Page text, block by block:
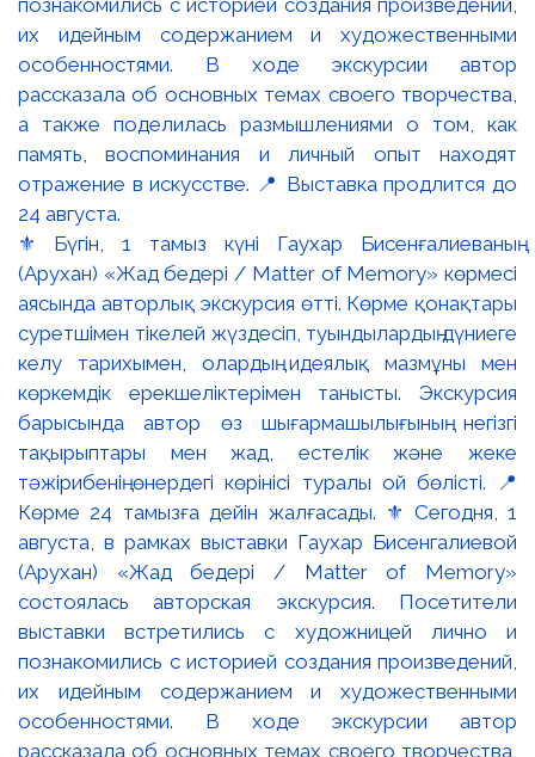
⚜️ Бүгін, 1 тамыз күні Гаухар Бисенғалиеваның
(Арухан) «Жад бедері / Matter of Memory» көрмесі
аясында авторлық экскурсия өтті. Көрме қонақтары
суретшімен тікелей жүздесіп, туындылардың дүниеге
келу тарихымен, олардың идеялық мазмұны мен
көркемдік ерекшеліктерімен танысты. Экскурсия
барысында автор өз шығармашылығының негізгі
тақырыптары мен жад, естелік және жеке
тәжірибенің өнердегі көрінісі туралы ой бөлісті. 📍
Көрме 24 тамызға дейін жалғасады. ⚜️ Сегодня, 1
августа, в рамках выставки Гаухар Бисенгалиевой
(Арухан) «Жад бедері / Matter of Memory»
состоялась авторская экскурсия. Посетители
выставки встретились с художницей лично и
познакомились с историей создания произведений,
их идейным содержанием и художественными
особенностями. В ходе экскурсии автор
рассказала об основных темах своего творчества,